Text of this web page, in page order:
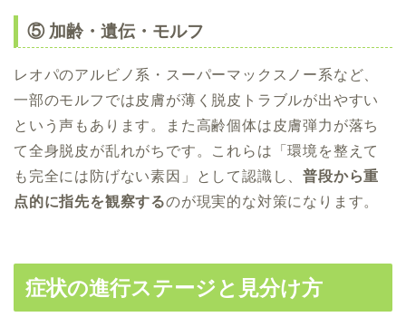
⑤ 加齢・遺伝・モルフ
レオパのアルビノ系・スーパーマックスノー系など、
一部のモルフでは皮膚が薄く脱皮トラブルが出やすい
という声もあります。また高齢個体は皮膚弾力が落ち
て全身脱皮が乱れがちです。これらは「環境を整えて
も完全には防げない素因」として認識し、普段から重
点的に指先を観察するのが現実的な対策になります。
症状の進行ステージと見分け方